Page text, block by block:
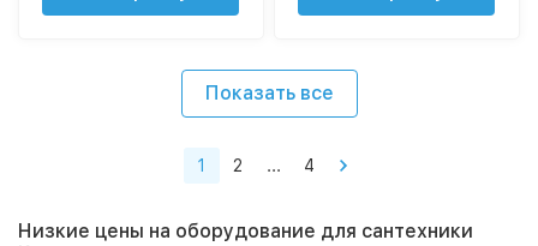
Показать все
1 2 ... 4
Низкие цены на оборудование для сантехники